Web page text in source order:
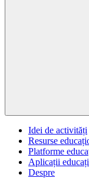
Idei de activități
Resurse
Platforme
Aplicații
Despre